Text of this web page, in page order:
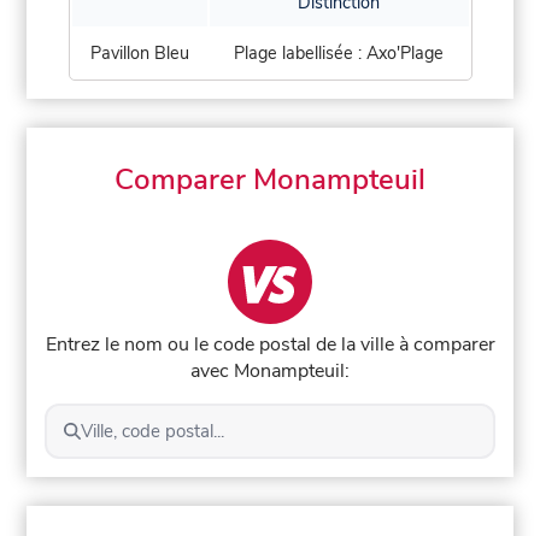
Pavillon Bleu Plage labellisée : Axo'Plage
Comparer Monampteuil
Entrez le nom ou le code postal de la ville à comparer
avec Monampteuil:
Ville, code postal...